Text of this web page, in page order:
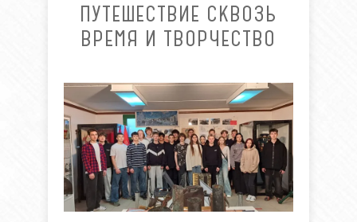
ПУТЕШЕСТВИЕ СКВОЗЬ
ВРЕМЯ И ТВОРЧЕСТВО